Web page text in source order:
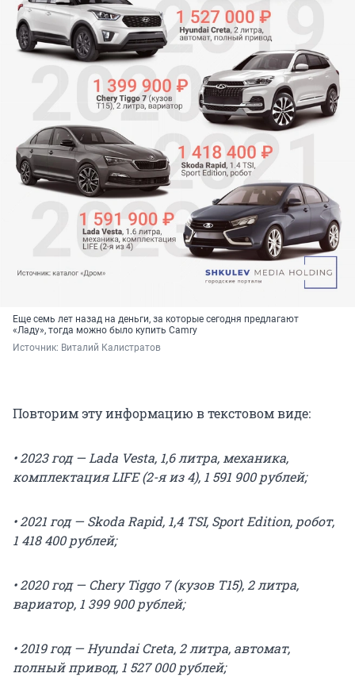
Еще семь лет назад на деньги, за которые сегодня предлагают
«Ладу», тогда можно было купить Camry
Источник: Виталий Калистратов
Повторим эту информацию в текстовом виде:
• 2023 год — Lada Vesta, 1,6 литра, механика,
комплектация LIFE (2-я из 4), 1 591 900 рублей;
• 2021 год — Skoda Rapid, 1,4 TSI, Sport Edition, робот,
1 418 400 рублей;
• 2020 год — Chery Tiggo 7 (кузов T15), 2 литра,
вариатор, 1 399 900 рублей;
• 2019 год — Hyundai Creta, 2 литра, автомат,
полный привод, 1 527 000 рублей;